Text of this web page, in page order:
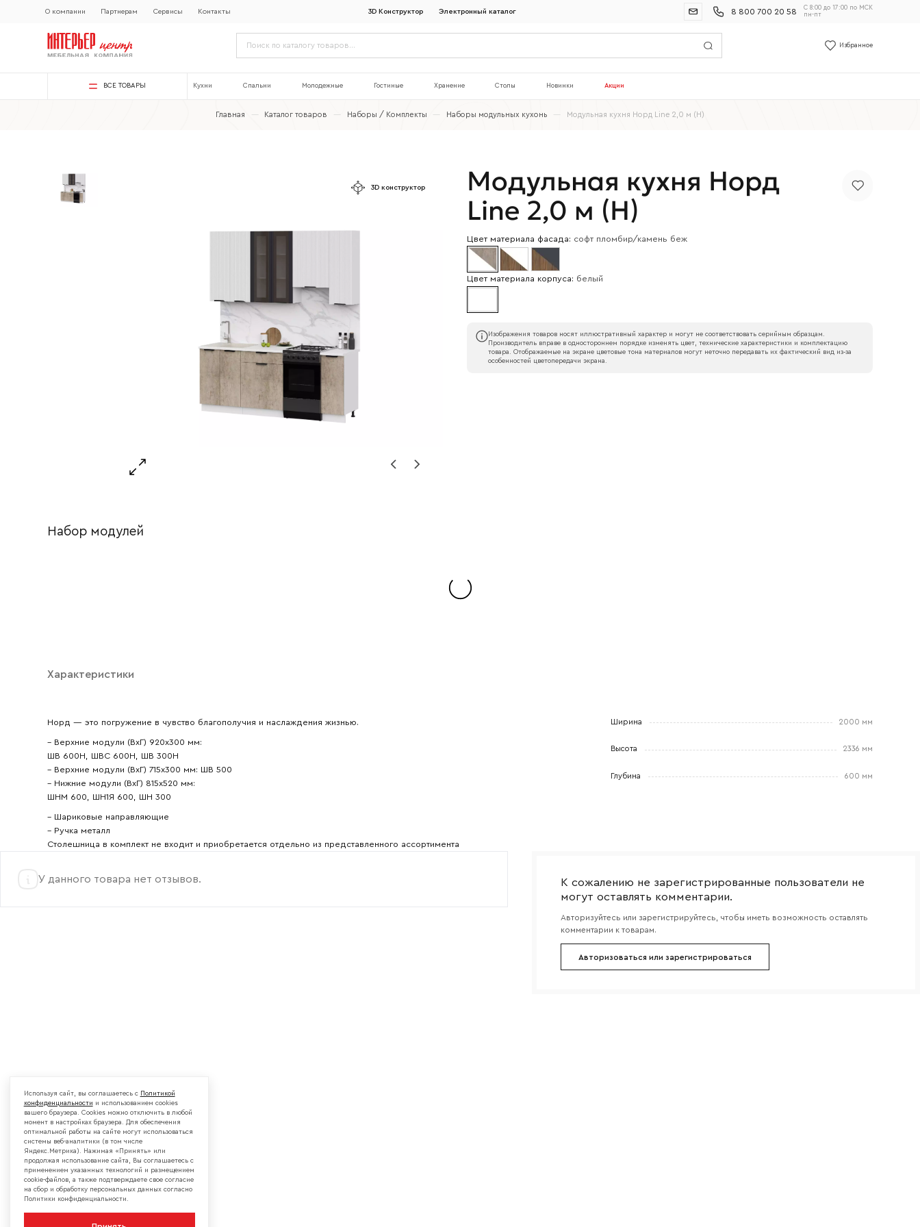
О компании Партнерам Сервисы Контакты 3D Конструктор Электронный каталог 8 800 700 20 58
С 8:00 до 17:00 по МСК
пн-пт
Избранное
ВСЕ ТОВАРЫ Кухни Спальни Молодежные Гостиные Хранение Столы Новинки Акции
Главная — Каталог товаров — Наборы / Комплекты — Наборы модульных кухонь — Модульная кухня Норд Line 2,0 м (Н)
3D конструктор
Модульная кухня Норд
Line 2,0 м (Н)
Цвет материала фасада: софт пломбир/камень беж
Цвет материала корпуса: белый
Изображения товаров носят иллюстративный характер и могут не соответствовать серийным образцам.
Производитель вправе в одностороннем порядке изменять цвет, технические характеристики и комплектацию
товара. Отображаемые на экране цветовые тона материалов могут неточно передавать их фактический вид из‑за
особенностей цветопередачи экрана.
Набор модулей
Характеристики
Норд — это погружение в чувство благополучия и наслаждения жизнью.
– Верхние модули (ВхГ) 920х300 мм:
ШВ 600Н, ШВС 600Н, ШВ 300Н
– Верхние модули (ВхГ) 715х300 мм: ШВ 500
– Нижние модули (ВхГ) 815х520 мм:
ШНМ 600, ШН1Я 600, ШН 300
– Шариковые направляющие
– Ручка металл
Столешница в комплект не входит и приобретается отдельно из представленного ассортимента
Ширина 2000 мм
Высота 2336 мм
Глубина 600 мм
У данного товара нет отзывов.
К сожалению не зарегистрированные пользователи не
могут оставлять комментарии.
Авторизуйтесь или зарегистрируйтесь, чтобы иметь возможность оставлять
комментарии к товарам.
Авторизоваться или зарегистрироваться
Отправить
Используя сайт, вы соглашаетесь с Политикой
конфиденциальности и использованием cookies
вашего браузера. Cookies можно отключить в любой
момент в настройках браузера. Для обеспечения
оптимальной работы на сайте могут использоваться
системы веб-аналитики (в том числе
Яндекс.Метрика). Нажимая «Принять» или
продолжая использование сайта, Вы соглашаетесь с
применением указанных технологий и размещением
cookie-файлов, а также подтверждаете свое согласие
на сбор и обработку персональных данных согласно
Политики конфиденциальности.